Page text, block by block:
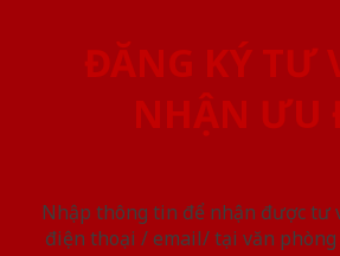
ĐĂNG KÝ TƯ
NHẬN ƯU
Nhập thông tin để nhận được tư
điện thoại / email/ tại văn phòng